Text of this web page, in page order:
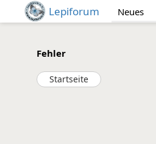
Lepiforum Neues
Fehler
Startseite